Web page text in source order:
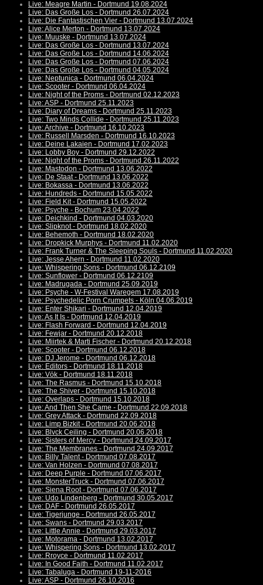
Live: Meagre Martin - Dortmund 19.08.2024
Live: Das Große Los - Dortmund 26.07.2024
Live: Die Fantastischen Vier - Dortmund 13.07.2024
Live: Alice Merton - Dortmund 13.07.2024
Live: Muuske - Dortmund 13.07.2024
Live: Das Große Los - Dortmund 13.07.2024
Live: Das Große Los - Dortmund 14.06.2024
Live: Das Große Los - Dortmund 07.06.2024
Live: Das Große Los - Dortmund 04.05.2024
Live: Neptunica - Dortmund 06.04.2024
Live: Scooter - Dortmund 06.04.2024
Live: Night of the Proms - Dortmund 02.12.2023
Live: ASP - Dortmund 25.11.2023
Live: Diary of Dreams - Dortmund 25.11.2023
Live: Two Minds Collide - Dortmund 25.11.2023
Live: Archive - Dortmund 16.10.2023
Live: Russell Marsden - Dortmund 16.10.2023
Live: Deine Lakaien - Dortmund 17.02.2023
Live: Lobby Boy - Dortmund 29.12.2022
Live: Night of the Proms - Dortmund 26.11.2022
Live: Mastodon - Dortmund 13.06.2022
Live: De Staat - Dortmund 13.06.2022
Live: Bokassa - Dortmund 13.06.2022
Live: Hundreds - Dortmund 15.05.2022
Live: Field Kit - Dortmund 15.05.2022
Live: Psyche - Bochum 23.04.2022
Live: Deichkind - Dortmund 04.03.2020
Live: Slipknot - Dortmund 18.02.2020
Live: Behemoth - Dortmund 18.02.2020
Live: Dropkick Murphys - Dortmund 11.02.2020
Live: Frank Turner & The Sleeping Souls - Dortmund 11.02.2020
Live: Jesse Ahern - Dortmund 11.02.2020
Live: Whispering Sons - Dortmund 06.12.2109
Live: Sunflower - Dortmund 06.12.2109
Live: Madrugada - Dortmund 25.09.2019
Live: Psyche - W-Festival Waregem 17.08.2019
Live: Psychedelic Porn Crumpets - Köln 04.06.2019
Live: Enter Shikari - Dortmund 12.04.2019
Live: As It Is - Dortmund 12.04.2019
Live: Flash Forward - Dortmund 12.04.2019
Live: Fewjar - Dortmund 20.12.2018
Live: Miirtek & Marti Fischer - Dortmund 20.12.2018
Live: Scooter - Dortmund 06.12.2018
Live: DJ Jerome - Dortmund 06.12.2018
Live: Editors - Dortmund 18.11.2018
Live: Vök - Dortmund 18.11.2018
Live: The Rasmus - Dortmund 15.10.2018
Live: The Shiver - Dortmund 15.10.2018
Live: Overlaps - Dortmund 15.10.2018
Live: And Then She Came - Dortmund 22.09.2018
Live: Grey Attack - Dortmund 22.09.2018
Live: Limp Bizkit - Dortmund 20.06.2018
Live: Blvck Ceiling - Dortmund 20.06.2018
Live: Sisters of Mercy - Dortmund 24.09.2017
Live: The Membranes - Dortmund 24.09.2017
Live: Billy Talent - Dortmund 07.08.2017
Live: Van Holzen - Dortmund 07.08.2017
Live: Deep Purple - Dortmund 07.06.2017
Live: MonsterTruck - Dortmund 07.06.2017
Live: Siena Root - Dortmund 07.06.2017
Live: Udo Lindenberg - Dortmund 30.05.2017
Live: DAF - Dortmund 26.05.2017
Live: Tigerjunge - Dortmund 26.05.2017
Live: Swans - Dortmund 29.03.2017
Live: Little Annie - Dortmund 29.03.2017
Live: Motorama - Dortmund 13.02.2017
Live: Whispering Sons - Dortmund 13.02.2017
Live: Rroyce - Dortmund 11.02.2017
Live: In Good Faith - Dortmund 11.02.2017
Live: Tabaluga - Dortmund 19-11-2016
Live: ASP - Dortmund 26.10.2016